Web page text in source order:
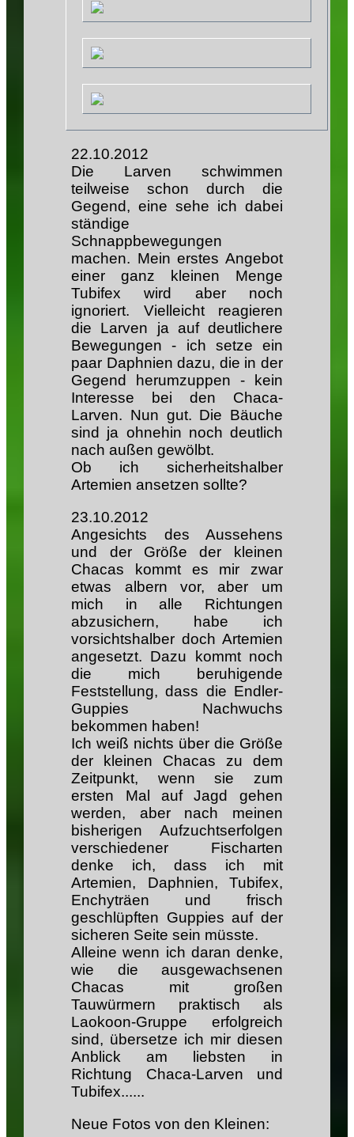
22.10.2012
Die Larven schwimmen
teilweise schon durch die
Gegend, eine sehe ich dabei
ständige
Schnappbewegungen
machen. Mein erstes Angebot
einer ganz kleinen Menge
Tubifex wird aber noch
ignoriert. Vielleicht reagieren
die Larven ja auf deutlichere
Bewegungen - ich setze ein
paar Daphnien dazu, die in der
Gegend herumzuppen - kein
Interesse bei den Chaca-
Larven. Nun gut. Die Bäuche
sind ja ohnehin noch deutlich
nach außen gewölbt.
Ob ich sicherheitshalber
Artemien ansetzen sollte?
23.10.2012
Angesichts des Aussehens
und der Größe der kleinen
Chacas kommt es mir zwar
etwas albern vor, aber um
mich in alle Richtungen
abzusichern, habe ich
vorsichtshalber doch Artemien
angesetzt. Dazu kommt noch
die mich beruhigende
Feststellung, dass die Endler-
Guppies Nachwuchs
bekommen haben!
Ich weiß nichts über die Größe
der kleinen Chacas zu dem
Zeitpunkt, wenn sie zum
ersten Mal auf Jagd gehen
werden, aber nach meinen
bisherigen Aufzuchtserfolgen
verschiedener Fischarten
denke ich, dass ich mit
Artemien, Daphnien, Tubifex,
Enchyträen und frisch
geschlüpften Guppies auf der
sicheren Seite sein müsste.
Alleine wenn ich daran denke,
wie die ausgewachsenen
Chacas mit großen
Tauwürmern praktisch als
Laokoon-Gruppe erfolgreich
sind, übersetze ich mir diesen
Anblick am liebsten in
Richtung Chaca-Larven und
Tubifex......
Neue Fotos von den Kleinen: